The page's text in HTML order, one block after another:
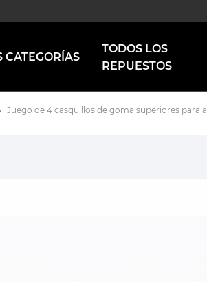
CATEGORÍAS
TODOS LOS
REPUESTOS
Juego de 4 casquillos de goma superiores para